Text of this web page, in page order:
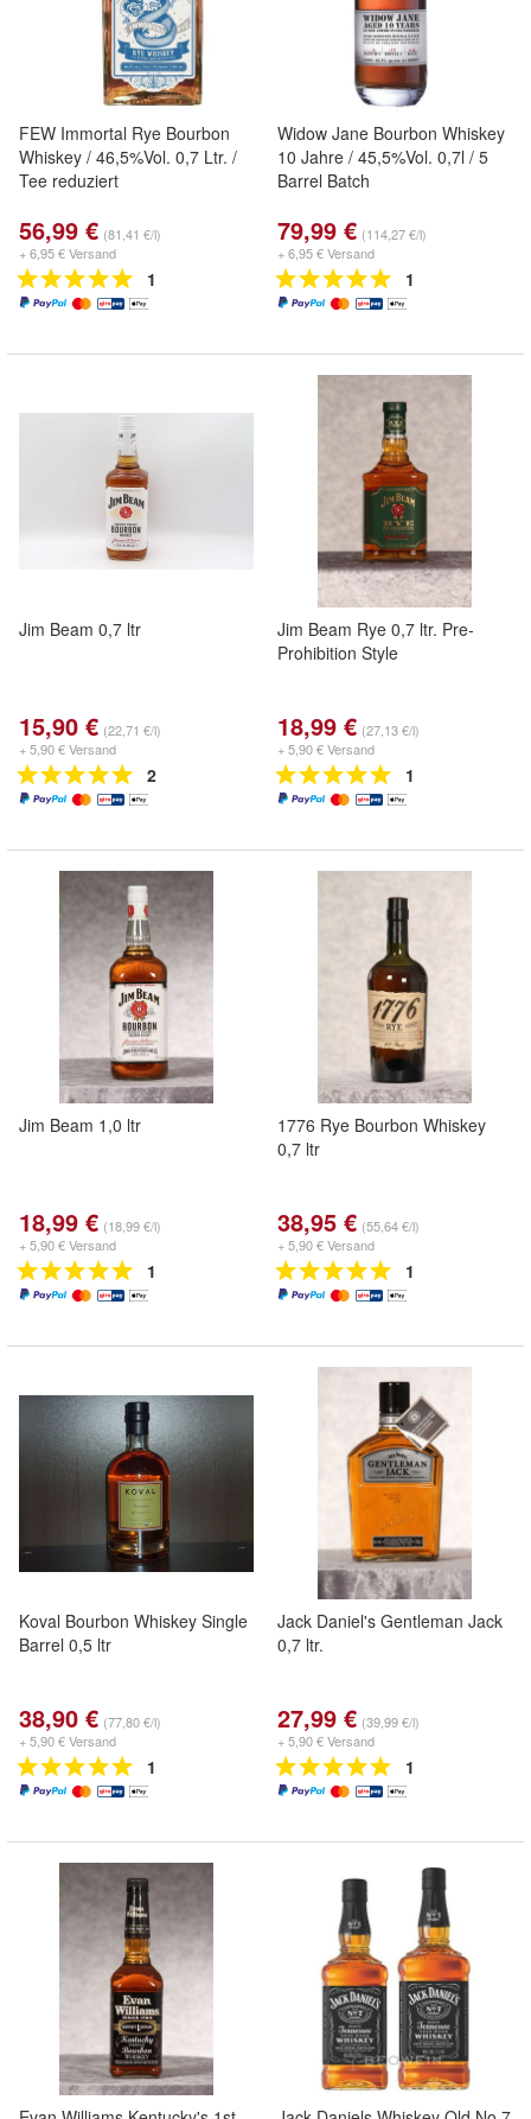
FEW Immortal Rye Bourbon
Whiskey / 46,5%Vol. 0,7 Ltr. /
Tee reduziert
56,99 € (81,41 €/l)
+ 6,95 € Versand
1
Widow Jane Bourbon Whiskey
10 Jahre / 45,5%Vol. 0,7l / 5
Barrel Batch
79,99 € (114,27 €/l)
+ 6,95 € Versand
1
Jim Beam 0,7 ltr
15,90 € (22,71 €/l)
+ 5,90 € Versand
2
Jim Beam Rye 0,7 ltr. Pre-
Prohibition Style
18,99 € (27,13 €/l)
+ 5,90 € Versand
1
Jim Beam 1,0 ltr
18,99 € (18,99 €/l)
+ 5,90 € Versand
1
1776 Rye Bourbon Whiskey
0,7 ltr
38,95 € (55,64 €/l)
+ 5,90 € Versand
1
Koval Bourbon Whiskey Single
Barrel 0,5 ltr
38,90 € (77,80 €/l)
+ 5,90 € Versand
1
Jack Daniel's Gentleman Jack
0,7 ltr.
27,99 € (39,99 €/l)
+ 5,90 € Versand
1